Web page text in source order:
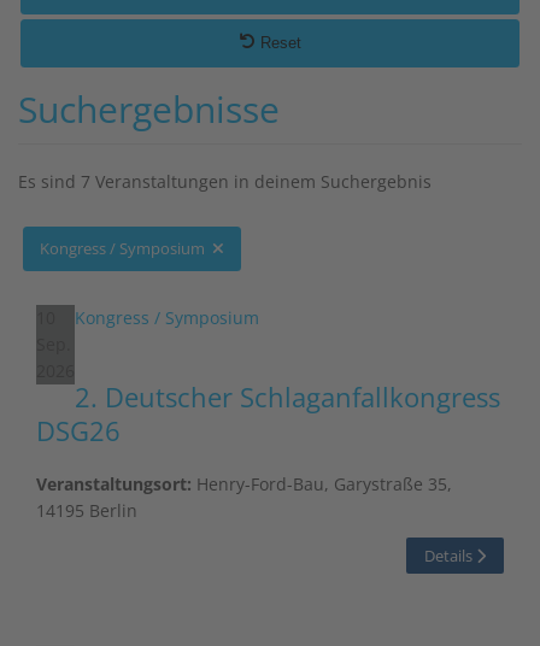
Reset
Suchergebnisse
Es sind 7 Veranstaltungen in deinem Suchergebnis
Kongress / Symposium
Kongress / Symposium
2. Deutscher Schlag­anfall­kongress
DSG26
Veranstaltungsort: Henry-Ford-Bau, Garystraße 35,
14195 Berlin
Details